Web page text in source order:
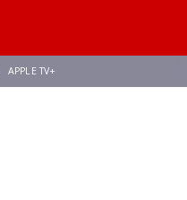
APPLE TV+